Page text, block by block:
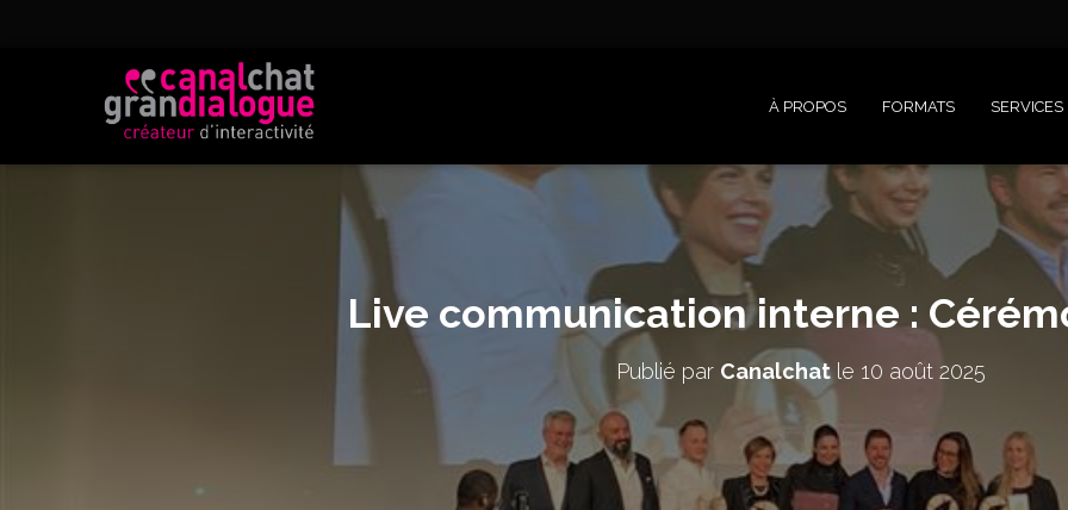
À PROPOS FORMATS SERVICES
Live communication interne :
Publié par Canalchatle 10 août 2025